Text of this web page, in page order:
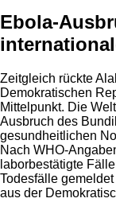
Ebola-
Zeitgleich rückte
Demokratischen
Mittelpunkt. Die
Ausbruch des
gesundheitlichen
Nach WHO-
laborbestätigte
Todesfälle
aus der